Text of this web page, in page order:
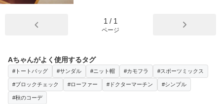
1 / 1
ページ
Aちゃんがよく使用するタグ
#トートバッグ #サンダル #ニット帽 #カモフラ #スポーツミックス
#ブロックチェック #ローファー #ドクターマーチン #シンプル
#秋のコーデ